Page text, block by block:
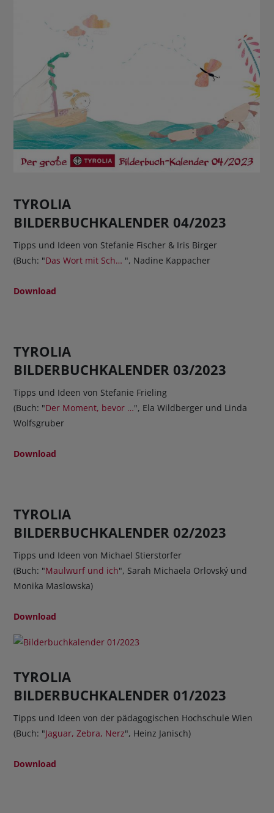
TYROLIA
BILDERBUCHKALENDER 04/2023
Tipps und Ideen von Stefanie Fischer & Iris Birger
(Buch: "Das Wort mit Sch… ", Nadine Kappacher
Download
TYROLIA
BILDERBUCHKALENDER 03/2023
Tipps und Ideen von Stefanie Frieling
(Buch: "Der Moment, bevor …", Ela Wildberger und Linda
Wolfsgruber
Download
TYROLIA
BILDERBUCHKALENDER 02/2023
Tipps und Ideen von Michael Stierstorfer
(Buch: "Maulwurf und ich", Sarah Michaela Orlovský und
Monika Maslowska)
Download
TYROLIA
BILDERBUCHKALENDER 01/2023
Tipps und Ideen von der pädagogischen Hochschule Wien
(Buch: "Jaguar, Zebra, Nerz", Heinz Janisch)
Download